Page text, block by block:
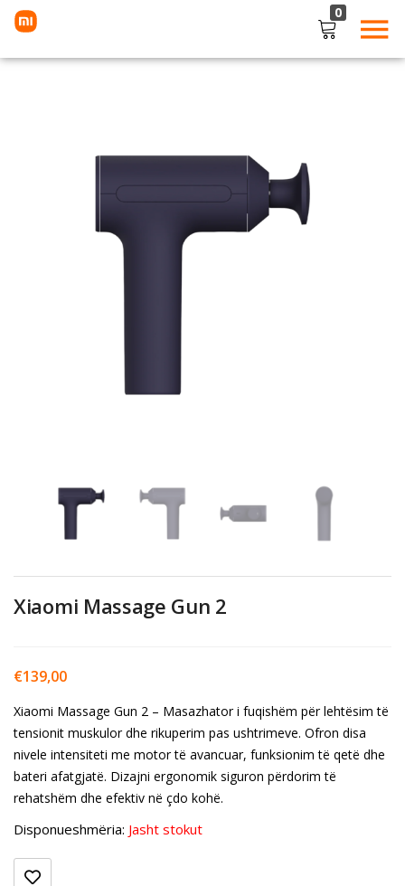
0
Remember me Lost password?
Xiaomi Massage Gun 2
€139,00
Xiaomi Massage Gun 2 – Masazhator i fuqishëm për lehtësim të
tensionit muskulor dhe rikuperim pas ushtrimeve. Ofron disa
nivele intensiteti me motor të avancuar, funksionim të qetë dhe
bateri afatgjatë. Dizajni ergonomik siguron përdorim të
rehatshëm dhe efektiv në çdo kohë.
Disponueshmëria: Jasht stokut